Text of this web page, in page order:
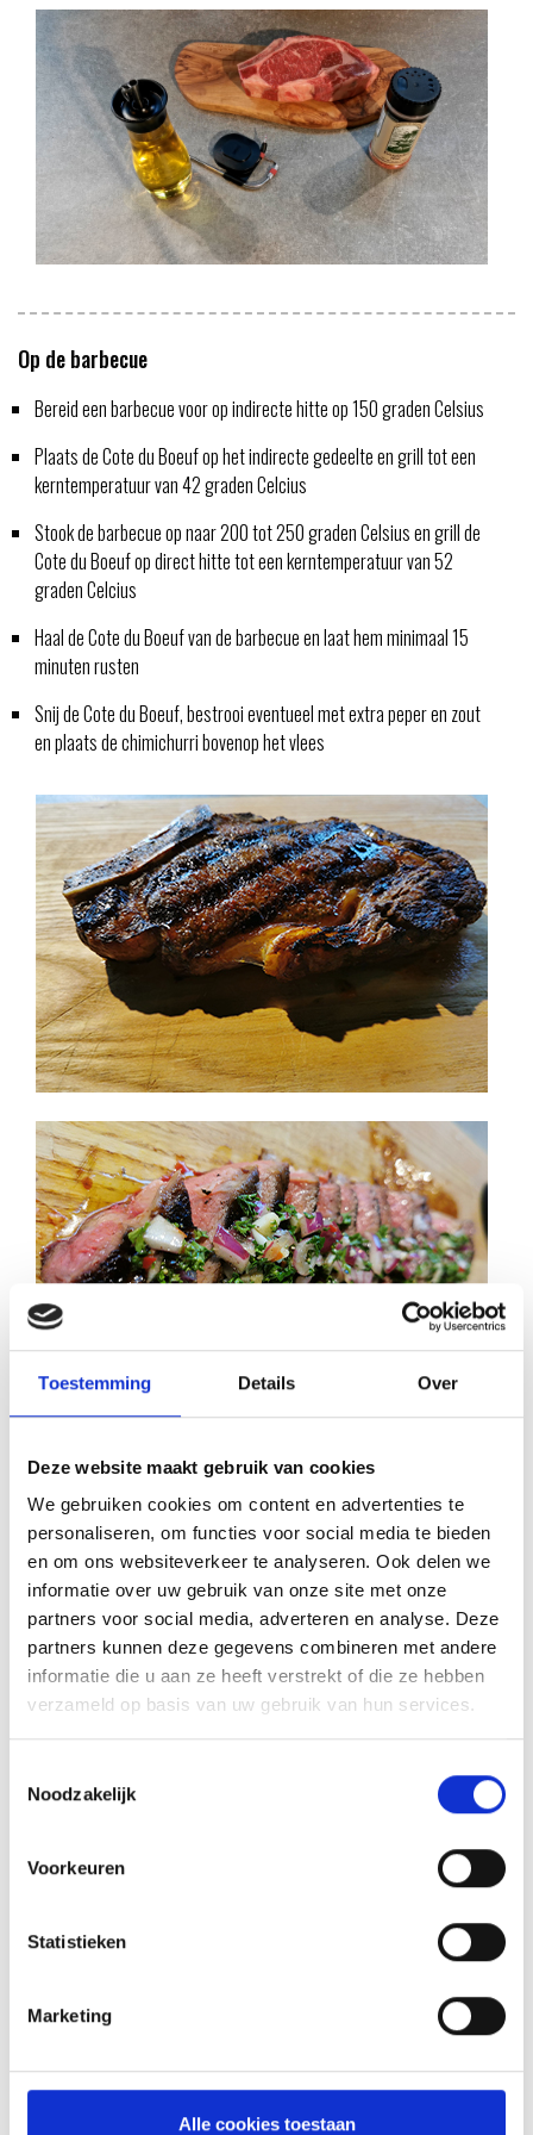
Toestemming Details Over
Deze website maakt gebruik van cookies
We gebruiken cookies om content en advertenties te
personaliseren, om functies voor social media te bieden
en om ons websiteverkeer te analyseren. Ook delen we
informatie over uw gebruik van onze site met onze
partners voor social media, adverteren en analyse. Deze
partners kunnen deze gegevens combineren met andere
informatie die u aan ze heeft verstrekt of die ze hebben
verzameld op basis van uw gebruik van hun services.
Noodzakelijk
Voorkeuren
Statistieken
Marketing
Alle cookies toestaan
Op de barbecue
Bereid een barbecue voor op indirecte hitte op 150 graden Celsius
Plaats de Cote du Boeuf op het indirecte gedeelte en grill tot een
kerntemperatuur van 42 graden Celcius
Stook de barbecue op naar 200 tot 250 graden Celsius en grill de
Cote du Boeuf op direct hitte tot een kerntemperatuur van 52
graden Celcius
Haal de Cote du Boeuf van de barbecue en laat hem minimaal 15
minuten rusten
Snij de Cote du Boeuf, bestrooi eventueel met extra peper en zout
en plaats de chimichurri bovenop het vlees
Tips
Hou het vlees warm door hem in een oven 50 te plaatsen.
De temperatuur zal dan niet verder doorslaan, maar de
sappen verdelen zich mooi door het vlees.
AANBEVOLEN ACCESOIRES